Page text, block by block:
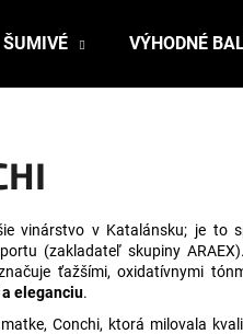
ŠUMIVÉ VÝHODNÉ
vinárstvo v Katalánsku; je to
(zakladateľ skupiny
ťažšími, oxidatívnymi
eleganciu.
Conchi, ktorá milovala